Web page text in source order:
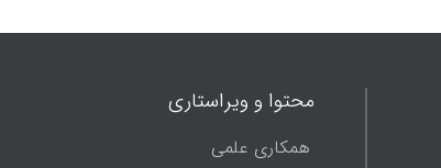
محتوا و ویراستاری
همکاری علمی